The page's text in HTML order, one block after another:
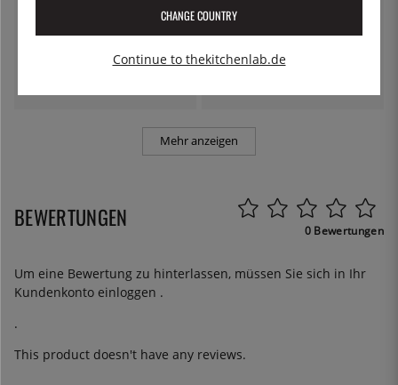
Gastrolöffel / Servierlöffel
LILIEN
Kaffeeuntertasse, Lifestyle
Highland - Lilien
Mehr anzeigen
BEWERTUNGEN 0 Bewertungen
Um eine Bewertung zu hinterlassen, müssen Sie sich in Ihr
Kundenkonto einloggen .
.
This product doesn't have any reviews.
CHANGE COUNTRY
Continue to thekitchenlab.de